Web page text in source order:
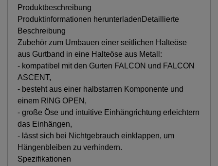
Produktbeschreibung
Produktinformationen herunterladenDetaillierte
Beschreibung
Zubehör zum Umbauen einer seitlichen Halteöse
aus Gurtband in eine Halteöse aus Metall:
- kompatibel mit den Gurten FALCON und FALCON
ASCENT,
- besteht aus einer halbstarren Komponente und
einem RING OPEN,
- große Öse und intuitive Einhängrichtung erleichtern
das Einhängen,
- lässt sich bei Nichtgebrauch einklappen, um
Hängenbleiben zu verhindern.
Spezifikationen